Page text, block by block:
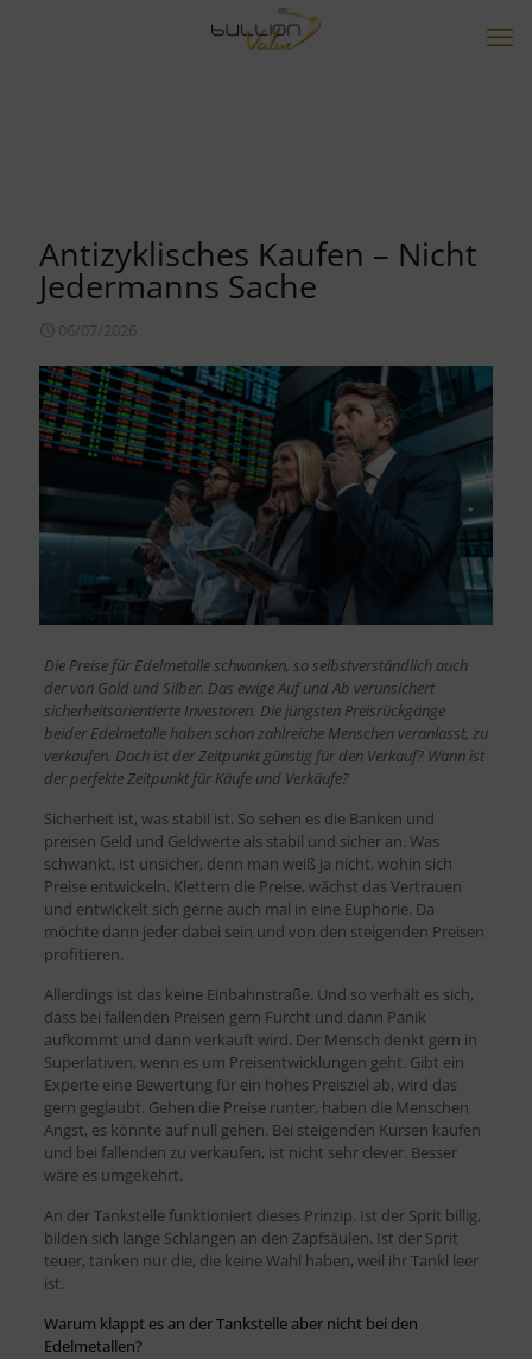
Antizyklisches Kaufen – Nicht
Jedermanns Sache
06/07/2026
Die Preise für Edelmetalle schwanken, so selbstverständlich auch
der von Gold und Silber. Das ewige Auf und Ab verunsichert
sicherheitsorientierte Investoren. Die jüngsten Preisrückgänge
beider Edelmetalle haben schon zahlreiche Menschen veranlasst, zu
verkaufen. Doch ist der Zeitpunkt günstig für den Verkauf? Wann ist
der perfekte Zeitpunkt für Käufe und Verkäufe?
Sicherheit ist, was stabil ist. So sehen es die Banken und
preisen Geld und Geldwerte als stabil und sicher an. Was
schwankt, ist unsicher, denn man weiß ja nicht, wohin sich
Preise entwickeln. Klettern die Preise, wächst das Vertrauen
und entwickelt sich gerne auch mal in eine Euphorie. Da
möchte dann jeder dabei sein und von den steigenden Preisen
profitieren.
Allerdings ist das keine Einbahnstraße. Und so verhält es sich,
dass bei fallenden Preisen gern Furcht und dann Panik
aufkommt und dann verkauft wird. Der Mensch denkt gern in
Superlativen, wenn es um Preisentwicklungen geht. Gibt ein
Experte eine Bewertung für ein hohes Preisziel ab, wird das
gern geglaubt. Gehen die Preise runter, haben die Menschen
Angst, es könnte auf null gehen. Bei steigenden Kursen kaufen
und bei fallenden zu verkaufen, ist nicht sehr clever. Besser
wäre es umgekehrt.
An der Tankstelle funktioniert dieses Prinzip. Ist der Sprit billig,
bilden sich lange Schlangen an den Zapfsäulen. Ist der Sprit
teuer, tanken nur die, die keine Wahl haben, weil ihr Tankl leer
ist.
Warum klappt es an der Tankstelle aber nicht bei den
Edelmetallen?